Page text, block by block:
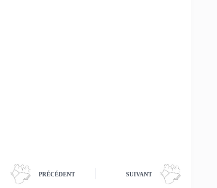
PRÉCÉDENT SUIVANT